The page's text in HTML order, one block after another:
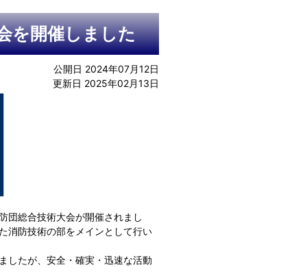
を開催しました
公開日 2024年07月12日
更新日 2025年02月13日
団総合技術大会が開催されまし
消防技術の部をメインとして行い
したが、安全・確実・迅速な活動